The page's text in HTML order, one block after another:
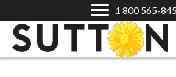
1 800 565-